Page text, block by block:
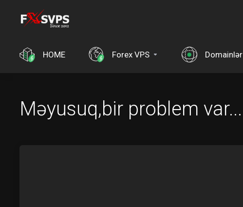
HOME Forex VPS Domainlər
Məyusuq,bir problem var...